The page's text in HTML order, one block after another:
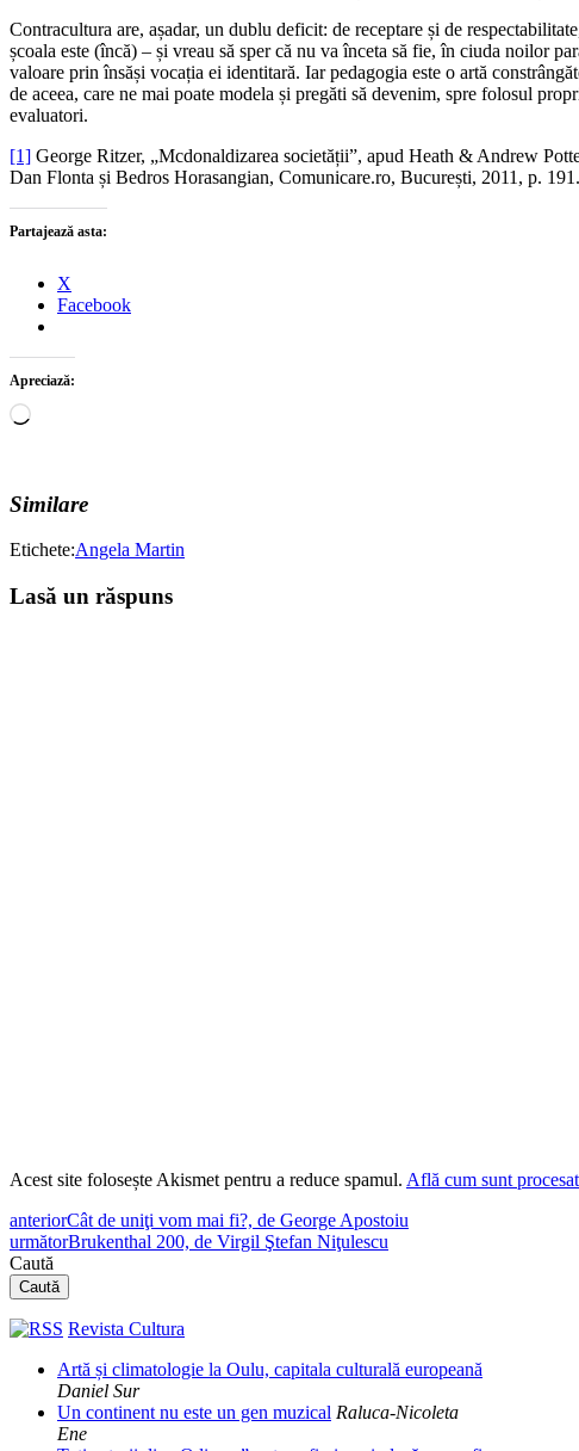
Contracultura are, așadar, un dublu deficit: de receptare și de
școala este (încă) – și vreau să sper că nu va înceta să fie, în ciuda noilor
valoare prin însăși vocația ei identitară. Iar pedagogia este o artă
de aceea, care ne mai poate modela și pregăti să devenim, spre folosul
evaluatori.
[1] George Ritzer, „Mcdonaldizarea societății”, apud Heath & Andrew
Dan Flonta și Bedros Horasangian, Comunicare.ro, București, 2011, p. 191.
Partajează asta:
X
Facebook
Apreciază:
Încarc...
Similare
Etichete:Angela Martin
Lasă un răspuns
Acest site folosește Akismet pentru a reduce spamul. Află cum sunt
anteriorCât de uniţi vom mai fi?, de George Apostoiu
următorBrukenthal 200, de Virgil Ştefan Niţulescu
Caută
Caută
Revista Cultura
Artă și climatologie la Oulu, capitala culturală europeană
Daniel Sur
Un continent nu este un gen muzical Raluca-Nicoleta
Ene